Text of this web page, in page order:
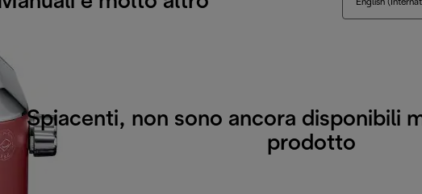
Spiacenti, non sono ancora disponibili
prodotto